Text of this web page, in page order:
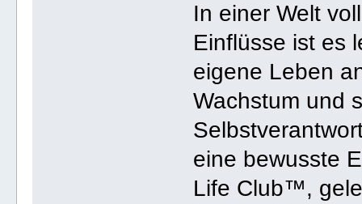
In einer Welt
Einflüsse ist es
eigene Leben
Wachstum und
eine bewusste
Life Club™,